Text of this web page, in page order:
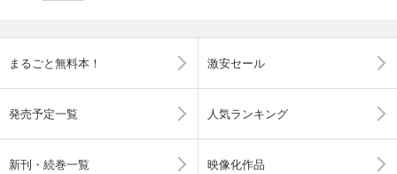
まるごと無料本！ 激安セール
発売予定一覧 人気ランキング
新刊・続巻一覧 映像化作品